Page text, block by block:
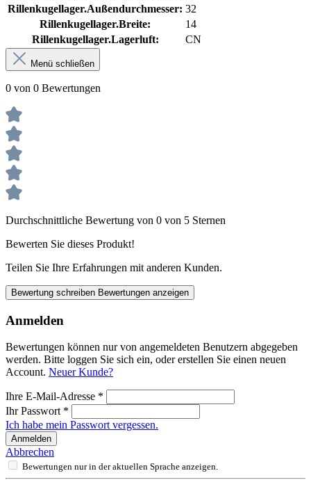
Rillenkugellager.Außendurchmesser: 32
Rillenkugellager.Breite:
14
Rillenkugellager.Lagerluft:
CN
Menü schließen
0 von 0 Bewertungen
Durchschnittliche Bewertung von 0 von 5 Sternen
Bewerten Sie dieses Produkt!
Teilen Sie Ihre Erfahrungen mit anderen Kunden.
Bewertung schreiben Bewertungen anzeigen
Anmelden
Bewertungen können nur von angemeldeten Benutzern abgegeben
werden. Bitte loggen Sie sich ein, oder erstellen Sie einen neuen
Account. Neuer Kunde?
Ihre E-Mail-Adresse *
Ihr Passwort *
Ich habe mein Passwort vergessen.
Anmelden
Abbrechen
Bewertungen nur in der aktuellen Sprache anzeigen.